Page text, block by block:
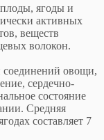
ягоды и
активных
веществ
волокон.
соединений овощи,
сердечно-
состояние
Средняя
составляет 7